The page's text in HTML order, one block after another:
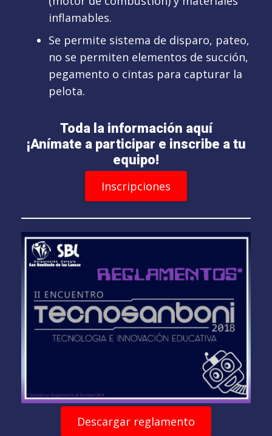
inflamables.
Se permite sistema de disparo, pateo,
no se permiten elementos de succión,
pegamento o cintas para capturar la
pelota.
Toda la información aquí
¡Anímate a participar e inscribe a tu
equipo!
Inscripciones
Descargar reglamento